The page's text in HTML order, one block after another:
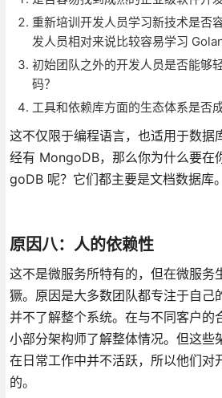
重新培训开发人员学习新技术是否
发人员相对来说比较容易学习
初始团队之外的开发人员是否能够
码？
工具和依赖库方面的生态体系是否成
这不仅限于编程语言，也适用于数据
经有 MongoDB，那么你为什么要在
goDB 呢？它们都主要是文档数据库。
原因八：人的依赖性
这不是微服务所特有的，但在微服务
獗。原因是大多数团队都专注于自己
并不了解整个系统。在与不同客户的
小部分架构师了解整体情况。但这些
在日常工作中并不活跃，所以他们对
的。